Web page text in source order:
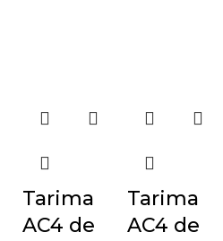
Tarima
AC4 de
Tarima
AC4 de